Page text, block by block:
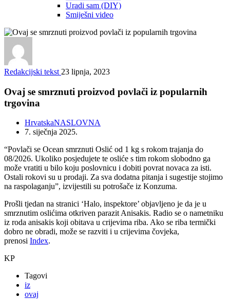
Uradi sam (DIY)
Smiješni video
Redakcijski tekst 23 lipnja, 2023
Ovaj se smrznuti proizvod povlači iz popularnih
trgovina
HrvatskaNASLOVNA
7. siječnja 2025.
“Povlači se Ocean smrznuti Oslić od 1 kg s rokom trajanja do
08/2026. Ukoliko posjedujete te osliće s tim rokom slobodno ga
može vratiti u bilo koju poslovnicu i dobiti povrat novaca za isti.
Ostali rokovi su u prodaji. Za sva dodatna pitanja i sugestije stojimo
na raspolaganju”, izvijestili su potrošače iz Konzuma.
Prošli tjedan na stranici ‘Halo, inspektore’ objavljeno je da je u
smrznutim oslićima otkriven parazit Anisakis. Radio se o nametniku
iz roda anisakis koji obitava u crijevima riba. Ako se riba termički
dobro ne obradi, može se razviti i u crijevima čovjeka,
prenosi Index.
KP
Tagovi
iz
ovaj